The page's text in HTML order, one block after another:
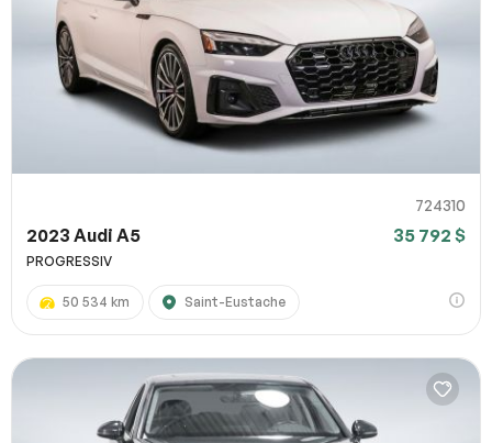
724310
2023 Audi A5 35 792 $
PROGRESSIV
50 534 km Saint-Eustache